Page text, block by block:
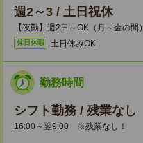
週2～3 / 土日祝休
【夜勤】週2日～OK（月～金の間）
休日休暇 土日休みOK
勤務時間
シフト勤務 / 残業なし
16:00～翌9:00 ※残業なし！